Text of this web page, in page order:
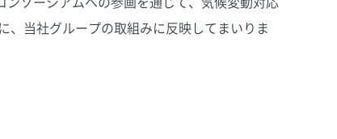
、当社グループの取組みに反映してまいりま